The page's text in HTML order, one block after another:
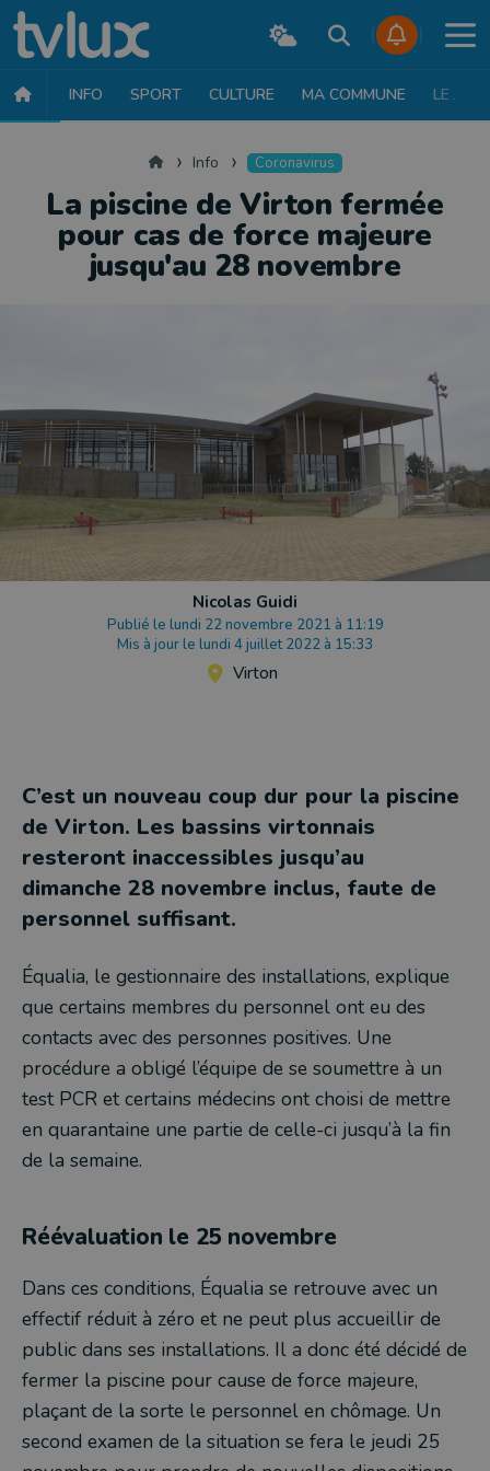
INFO SPORT CULTURE MA COMMUNE LE JT
AccueilInfo Coronavirus
La piscine de Virton fermée
pour cas de force majeure
jusqu'au 28 novembre
Nicolas Guidi
Publié le lundi 22 novembre 2021 à 11:19
Mis à jour le lundi 4 juillet 2022 à 15:33
Virton
C’est un nouveau coup dur pour la piscine
de Virton. Les bassins virtonnais
resteront inaccessibles jusqu’au
dimanche 28 novembre inclus, faute de
personnel suffisant.
Équalia, le gestionnaire des installations, explique
que certains membres du personnel ont eu des
contacts avec des personnes positives. Une
procédure a obligé l’équipe de se soumettre à un
test PCR et certains médecins ont choisi de mettre
en quarantaine une partie de celle-ci jusqu’à la fin
de la semaine.
Réévaluation le 25 novembre
Dans ces conditions, Équalia se retrouve avec un
effectif réduit à zéro et ne peut plus accueillir de
public dans ses installations. Il a donc été décidé de
fermer la piscine pour cause de force majeure,
plaçant de la sorte le personnel en chômage. Un
second examen de la situation se fera le jeudi 25